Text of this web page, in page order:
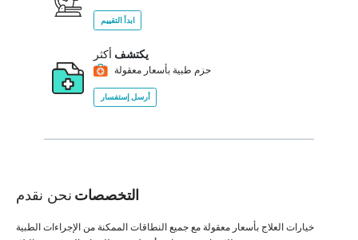
ابدأ التقييم
يكتشف أكثر
حزم طبية بأسعار معقولة
أرسل إستفسار
التخصصات نحن نقدم
خيارات العلاج بأسعار معقولة مع جميع النطاقات الممكنة من الإجراءات الطبية